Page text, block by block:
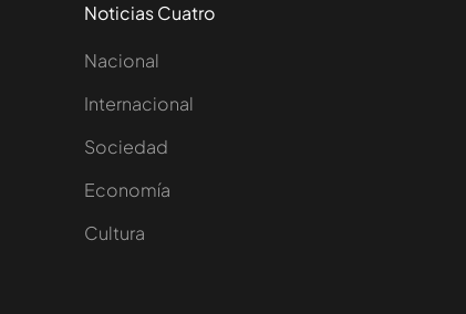
Noticias Cuatro
Nacional
Internacional
Sociedad
Economía
Cultura